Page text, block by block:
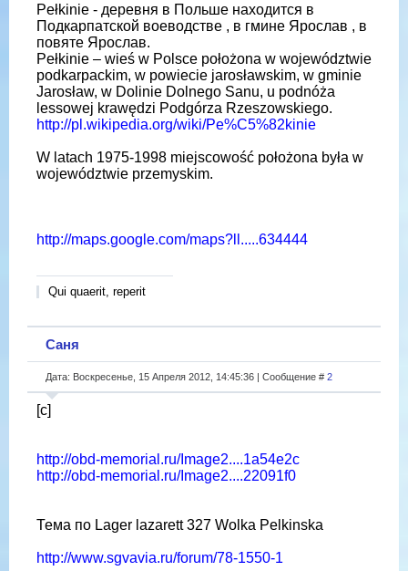
Pełkinie - деревня в Польше находится в
Подкарпатской воеводстве , в гмине Ярослав , в
повяте Ярослав.
Pełkinie – wieś w Polsce położona w województwie
podkarpackim, w powiecie jarosławskim, w gminie
Jarosław, w Dolinie Dolnego Sanu, u podnóża
lessowej krawędzi Podgórza Rzeszowskiego.
http://pl.wikipedia.org/wiki/Pe%C5%82kinie
W latach 1975-1998 miejscowość położona była w
województwie przemyskim.
http://maps.google.com/maps?ll.....634444
Qui quaerit, reperit
Саня
Дата: Воскресенье, 15 Апреля 2012, 14:45:36 | Сообщение # 2
[c]
http://obd-memorial.ru/Image2....1a54e2c
http://obd-memorial.ru/Image2....22091f0
Тема по Lager lazarett 327 Wolka Pelkinska
http://www.sgvavia.ru/forum/78-1550-1